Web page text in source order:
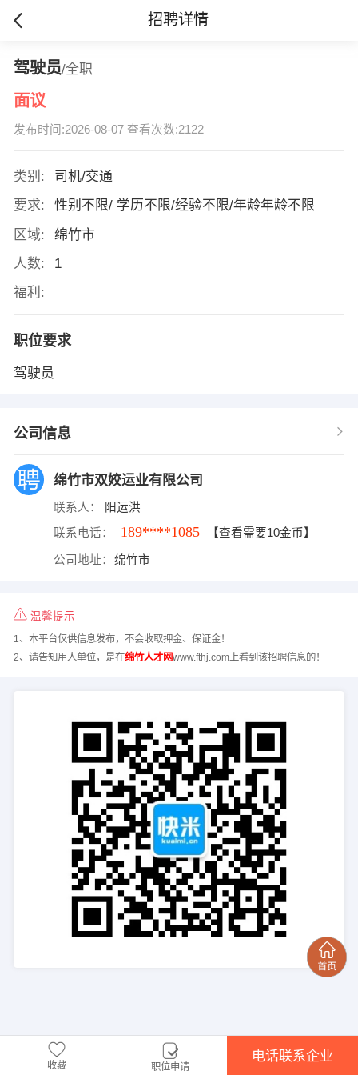
招聘详情
驾驶员/全职
面议
发布时间:2026-08-07 查看次数:2122
类别:
司机/交通
要求:
性别不限/ 学历不限/经验不限/年龄年龄不限
区域:
绵竹市
人数:
1
福利:
职位要求
驾驶员
公司信息
绵竹市双姣运业有限公司
联系人： 阳运洪
联系电话： 189****1085 【查看需要10金币】
公司地址： 绵竹市
温馨提示
1、本平台仅供信息发布，不会收取押金、保证金！
2、请告知用人单位，是在绵竹人才网www.fthj.com上看到该招聘信息的！
收藏 职位申请
电话联系企业